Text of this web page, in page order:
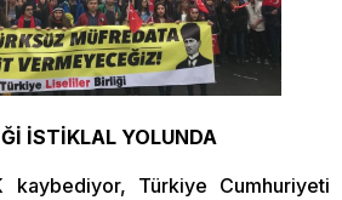
İSTİKLAL YOLUNDA
kaybediyor, Türkiye Cumhuriyeti